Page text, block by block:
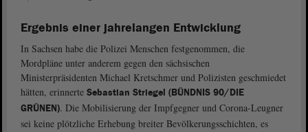
Ergebnis einer jahrelangen Entwicklung
In Sachsen habe die Polizei Menschen festgenommen, die
Mordpläne unter anderem gegen den sächsischen
Ministerpräsidenten Michael Kretschmer und Polizisten geschmiedet
hätten, erinnerte Sebastian Striegel (BÜNDNIS 90/DIE
GRÜNEN). Die Mobilisierung der Impfgegner und Corona-Leugner
sei keine plötzliche Erhebung breiter Bevölkerungsschichten, es